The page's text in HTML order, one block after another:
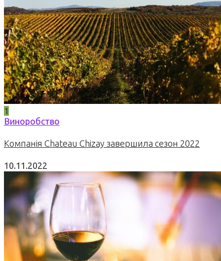
1
Виноробство
Компанія Chateau Chizay завершила сезон 2022
10.11.2022